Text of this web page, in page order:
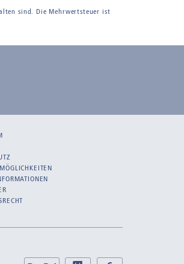
sind. Die Mehrwertsteuer ist